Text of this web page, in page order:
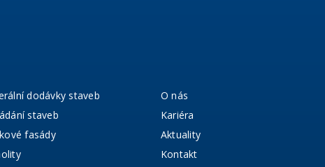
dodávky staveb
staveb
fasády
O nás
Kariéra
Aktuality
Kontakt